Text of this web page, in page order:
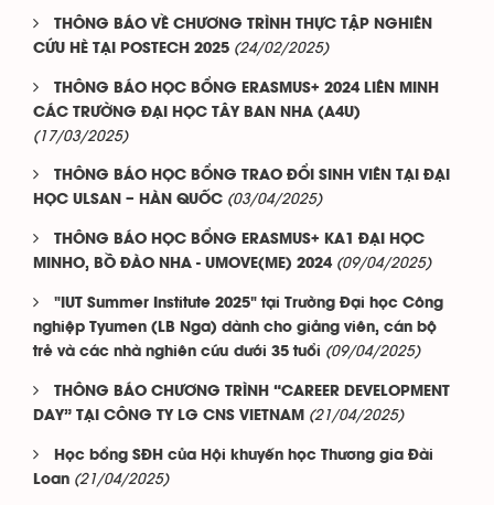
THÔNG BÁO VỀ CHƯƠNG TRÌNH THỰC TẬP NGHIÊN
CỨU HÈ TẠI POSTECH 2025 (24/02/2025)
THÔNG BÁO HỌC BỔNG ERASMUS+ 2024 LIÊN MINH
CÁC TRƯỜNG ĐẠI HỌC TÂY BAN NHA (A4U)
(17/03/2025)
THÔNG BÁO HỌC BỔNG TRAO ĐỔI SINH VIÊN TẠI ĐẠI
HỌC ULSAN – HÀN QUỐC (03/04/2025)
THÔNG BÁO HỌC BỔNG ERASMUS+ KA1 ĐẠI HỌC
MINHO, BỒ ĐÀO NHA - UMOVE(ME) 2024 (09/04/2025)
"IUT Summer Institute 2025" tại Trường Đại học Công
nghiệp Tyumen (LB Nga) dành cho giảng viên, cán bộ
trẻ và các nhà nghiên cứu dưới 35 tuổi (09/04/2025)
THÔNG BÁO CHƯƠNG TRÌNH “CAREER DEVELOPMENT
DAY” TẠI CÔNG TY LG CNS VIETNAM (21/04/2025)
Học bổng SĐH của Hội khuyến học Thương gia Đài
Loan (21/04/2025)